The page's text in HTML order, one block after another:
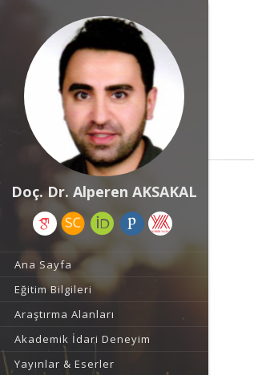
Doç. Dr. Alperen AKSAKAL
Ana Sayfa
Eğitim Bilgileri
Araştırma Alanları
Akademik İdari Deneyim
Yayınlar & Eserler